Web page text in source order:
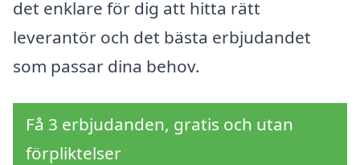
det enklare för dig att hitta rätt
leverantör och det bästa erbjudandet
som passar dina behov.
Få 3 erbjudanden, gratis och utan
förpliktelser